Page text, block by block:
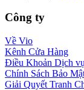
Công ty
Về Vio
Kênh Cửa Hàng
Điều Khoản Dịch vụ
Chính Sách Bảo
Giải Quyết Tranh